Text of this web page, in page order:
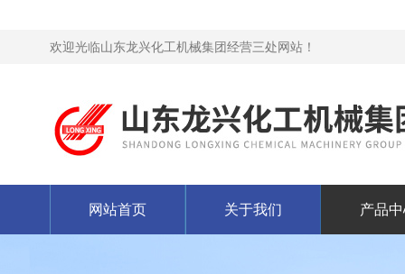
欢迎光临山东龙兴化工机械集团经营三处网站！
网站首页 关于我们 产品